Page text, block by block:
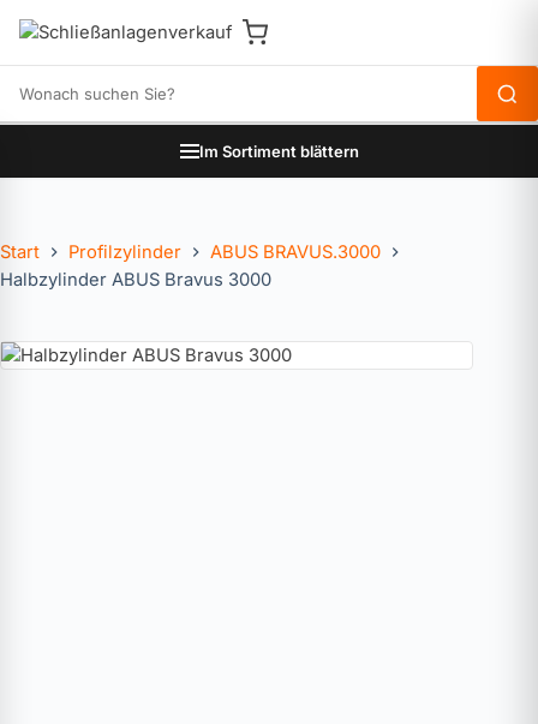
Im Sortiment blättern
Start Profilzylinder
ABUS BRAVUS.3000
Halbzylinder ABUS Bravus 3000